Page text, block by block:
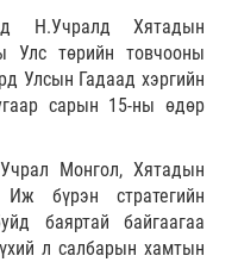
Н.Учралд Хятадын
Улс төрийн товчооны
Улсын Гадаад хэргийн
сарын 15-ны өдөр
Монгол, Хятадын
бүрэн стратегийн
баяртай байгаагаа
л салбарын хамтын